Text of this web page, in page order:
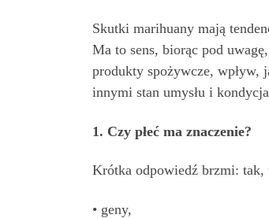
Skutki marihuany mają
Ma to sens, biorąc pod
produkty spożywcze, wpływ,
innymi stan umysłu i
1. Czy płeć ma znaczenie?
Krótka odpowiedź brzmi: tak,
• geny,